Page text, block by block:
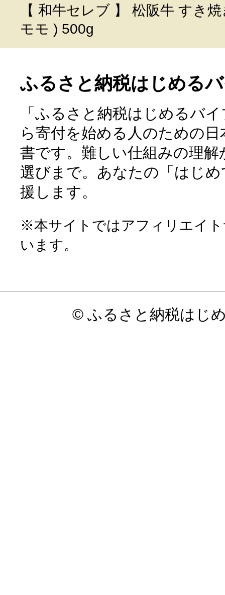
【 和牛セレブ 】 松阪牛 すき
モモ ) 500g
ふるさと納税はじめる
「ふるさと納税はじめるバ
ら寄付を始める人のための
書です。難しい仕組みの理
選びまで。あなたの「はじ
援します。
※本サイトではアフィリエイ
います。
© ふるさと納税はじ